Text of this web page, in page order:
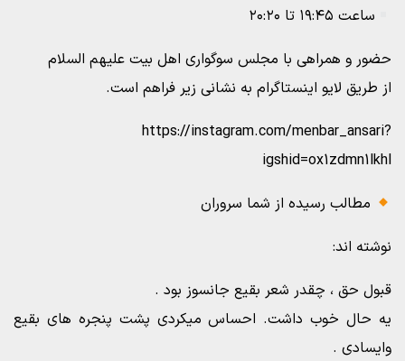
ساعت ۱۹:۴۵ تا ۲۰:۲۰
حضور و همراهی با مجلس سوگواری اهل بیت علیهم السلام
از طریق لایو اینستاگرام به نشانی زیر فراهم است.
https://instagram.com/menbar_ansari?
igshid=ox1zdmn1lkhl
مطالب رسیده از شما سروران
نوشته اند:
قبول حق ، چقدر شعر بقیع جانسوز بود .
یه حال خوب داشت. احساس میکردی پشت پنجره های بقیع
وایسادی .